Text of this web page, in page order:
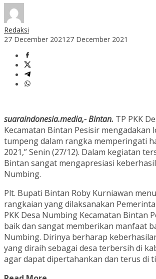
Redaksi
27 December 2021 27 December 2021
suaraindonesia.media,- Bintan. TP PKK
Kecamatan Bintan Pesisir mengadakan
tumpeng dalam rangka memperingati
2021,” Senin (27/12). Dalam kegiatan
Bintan sangat mengapresiasi
Numbing.
Plt. Bupati Bintan Roby Kurniawan
rangkaian yang dilaksanakan
PKK Desa Numbing Kecamatan Bintan
baik dan sangat memberikan manfaat
Numbing. Dirinya berharap
yang diraih sebagai desa terbersih di
agar dapat dipertahankan dan terus di